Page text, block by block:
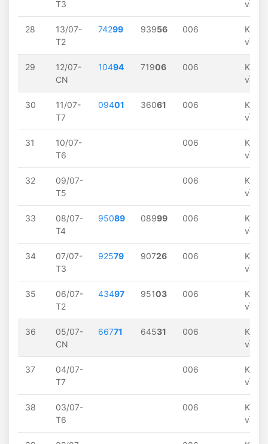
T3
về
28
13/07-
T2
74299 93956 006
về
29
12/07-
CN
10494 71906 006
về
30
11/07-
T7
09401 36061 006
về
31
10/07-
T6
006
về
32
09/07-
T5
006
về
33
08/07-
T4
95089 08999 006
về
34
07/07-
T3
92579 90726 006
về
35
06/07-
T2
43497 95103 006
về
36
05/07-
CN
66771 64531 006
về
37
04/07-
T7
006
về
38
03/07-
T6
006
về